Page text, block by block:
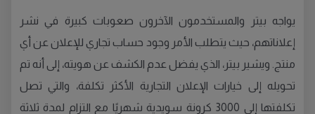
يواجه بيتر والمستخدمون الآخرون صعوبات كبيرة في نشر
إعلاناتهم، حيث يتطلب الأمر وجود حساب تجاري للإعلان عن أي
منتج. ويشير بيتر، الذي يفضل عدم الكشف عن هويته، إلى أنه تم
تحويله إلى خيارات الإعلان التجارية الأكثر تكلفة، والتي تصل
تكلفتها إلى 3000 كرونة سويدية شهريًا مع التزام لمدة ثلاثة